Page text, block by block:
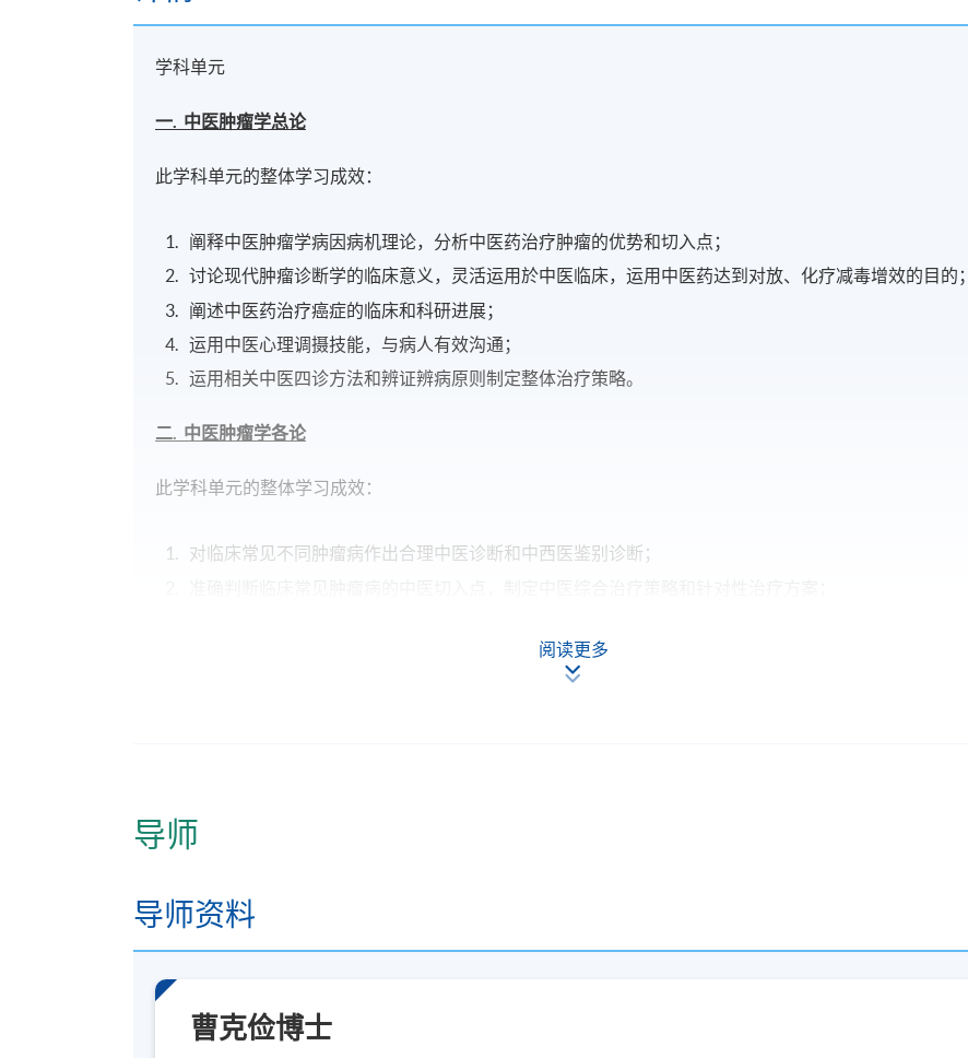
学科单元
一. 中医肿瘤学总论
此学科单元的整体学习成效：
阐释中医肿瘤学病因病机理论，分析中医药治疗肿瘤的优势和切入点；
讨论现代肿瘤诊断学的临床意义，灵活运用於中医临床，运用中医药达到对放、化疗减毒增效的目的；
阐述中医药治疗癌症的临床和科研进展；
运用中医心理调摄技能，与病人有效沟通；
运用相关中医四诊方法和辨证辨病原则制定整体治疗策略。
二. 中医肿瘤学各论
此学科单元的整体学习成效：
对临床常见不同肿瘤病作出合理中医诊断和中西医鉴别诊断；
通过小组讨论，批判性检讨中医肿瘤学在整体医疗系统中的作用和优势。
施行临床常见肿瘤病的诊断和鉴别诊断，书写完整中医肿瘤病历；
独立处理临床肿瘤病例，提出及时、有效的治疗策略及方法。
学员修毕课程，上课出席率达80
香港大学专业进修学院颁授「中医学深造证书（肿瘤学）」学衔。
阅读更多
导师
导师资料
曹克俭博士